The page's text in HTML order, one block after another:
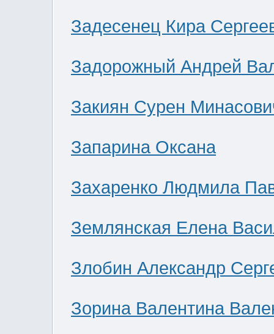
Задесенец Кира
Задорожный Андрей
Закиян Сурен
Запарина Оксана
Захаренко Людмила
Землянская Елена
Злобин Александр
Зорина Валентина